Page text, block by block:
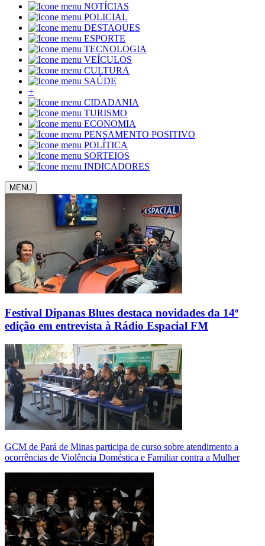
NOTÍCIAS
POLICIAL
DESTAQUES
ESPORTE
TECNOLOGIA
VEÍCULOS
CULTURA
SAÚDE
+
CIDADANIA
TURISMO
ECONOMIA
PENSAMENTO POSITIVO
POLÍTICA
SORTEIOS
INDICADORES
MENU
Festival Dipanas Blues destaca novidades da 14ª
edição em entrevista à Rádio Espacial FM
GCM de Pará de Minas participa de curso sobre atendimento a
ocorrências de Violência Doméstica e Familiar contra a Mulher